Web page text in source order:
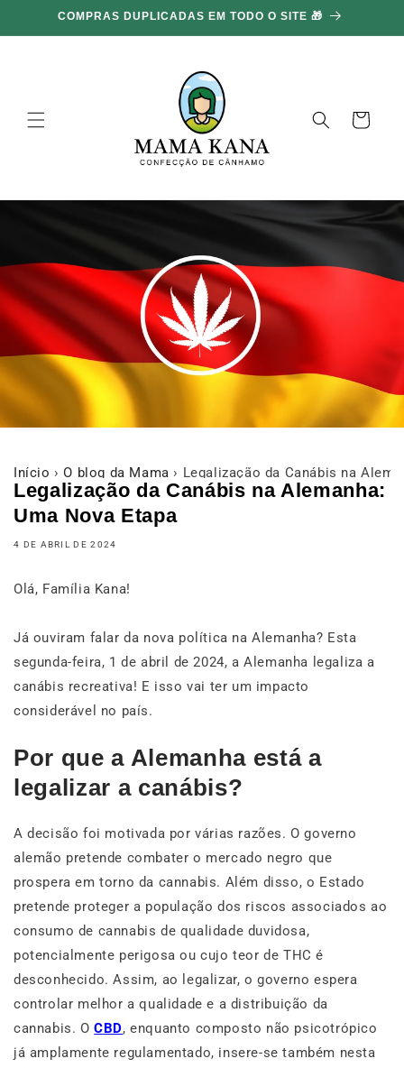
ir para o
conteúdo
COMPRAS DUPLICADAS EM TODO O SITE 🎁
Carrinho
Início › O blog da Mama › Legalização da Canábis na
Legalização da Canábis na Alemanha:
Uma Nova Etapa
4 DE ABRIL DE 2024
Olá, Família Kana!
Já ouviram falar da nova política na Alemanha? Esta
segunda-feira, 1 de abril de 2024, a Alemanha legaliza a
canábis recreativa! E isso vai ter um impacto
considerável no país.
Por que a Alemanha está a
legalizar a canábis?
A decisão foi motivada por várias razões. O governo
alemão pretende combater o mercado negro que
prospera em torno da cannabis. Além disso, o Estado
pretende proteger a população dos riscos associados ao
consumo de cannabis de qualidade duvidosa,
potencialmente perigosa ou cujo teor de THC é
desconhecido. Assim, ao legalizar, o governo espera
controlar melhor a qualidade e a distribuição da
cannabis. OCBD, enquanto composto não psicotrópico
já amplamente regulamentado, insere-se também nesta